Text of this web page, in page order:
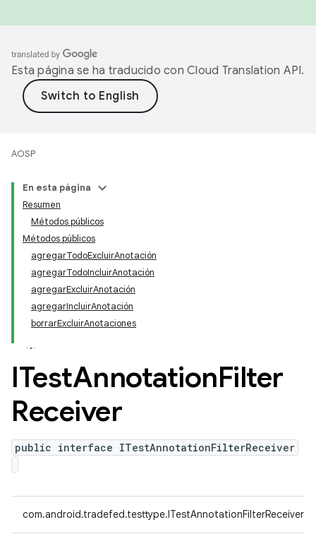
Esta página se ha traducido con Cloud Translation API.
AOSP
En esta página
Resumen
Métodos públicos
Métodos públicos
agregarTodoExcluirAnotación
agregarTodoIncluirAnotación
agregarExcluirAnotación
agregarIncluirAnotación
borrarExcluirAnotaciones
ITestAnnotationFilter
Receiver
public interface ITestAnnotationFilterReceiver
com.android.tradefed.testtype.ITestAnnotationFilterReceiver